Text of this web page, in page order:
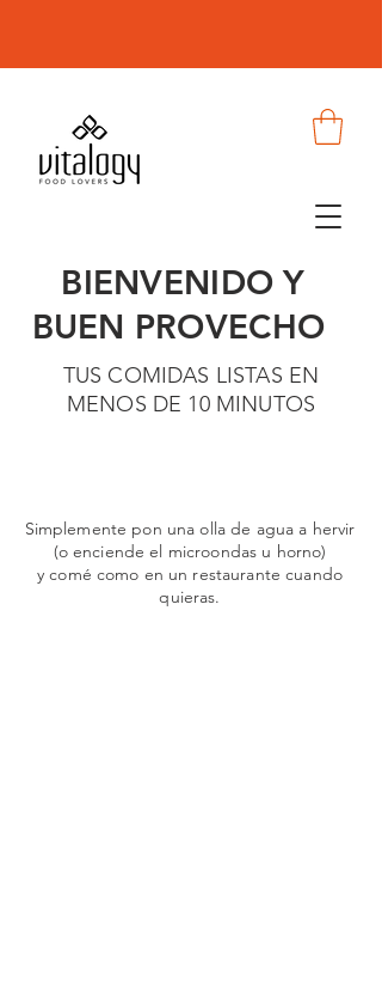
BIENVENIDO Y
BUEN PROVECHO
TUS COMIDAS LISTAS EN
MENOS DE 10 MINUTOS
Simplemente pon una olla de agua a hervir
(o enciende el microondas u horno)
y comé como en un restaurante cuando
quieras.